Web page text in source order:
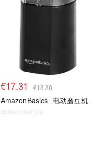
€17.31 €18.88
AmazonBasics 电动磨豆机
@dealmoon.de